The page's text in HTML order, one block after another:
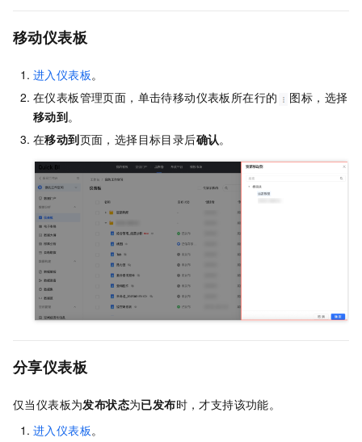
移动仪表板
进入仪表板。
在仪表板管理页面，单击待移动仪表板所在行的
图标，选择
移动到。
在移动到页面，选择目标目录后确认。
分享仪表板
仅当仪表板为发布状态为已发布时，才支持该功能。
进入仪表板。